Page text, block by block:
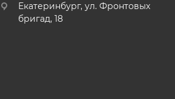
Екатеринбург, ул. Фронтовых
бригад, 18